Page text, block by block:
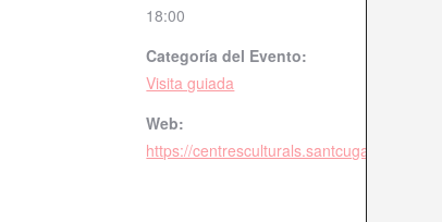
18:00
Categoría del Evento:
Visita guiada
Web:
https://centresculturals.santcugat.cat/